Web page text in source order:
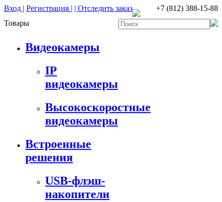
Вход | Регистрация | | Отследить заказ
+7 (812) 388-15-88
Товары
Видеокамеры
IP
видеокамеры
Высокоскоростные
видеокамеры
Встроенные
решения
USB-флэш-
накопители